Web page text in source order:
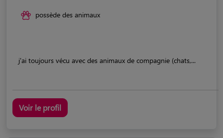
possède des animaux
j'ai toujours vécu avec des animaux de compagnie (chats,...
Voir le profil